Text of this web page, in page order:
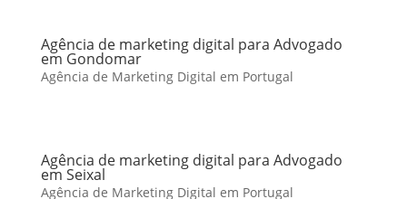
Agência de marketing digital para Advogado
em Gondomar
Agência de Marketing Digital em Portugal
Agência de marketing digital para Advogado
em Seixal
Agência de Marketing Digital em Portugal